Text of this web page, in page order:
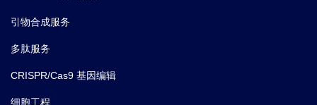
引物合成服务
多肽服务
CRISPR/Cas9 基因编辑
细胞工程